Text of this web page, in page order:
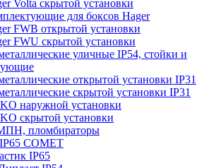
Volta скрытой установки
для боксов Hager
FWB открытой установки
FWU скрытой установки
уличные IP54, стойки и
открытой установки IP31
скрытой установки IP31
наружной установки
скрытой установки
пломбираторы
COMET
IP65